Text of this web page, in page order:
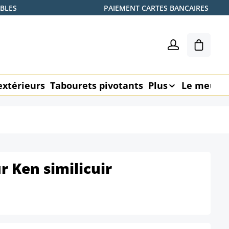
PAIEMENT CARTES BANCAIRES
Le
Tabourets pivotants Plus Le
Ken similicuir